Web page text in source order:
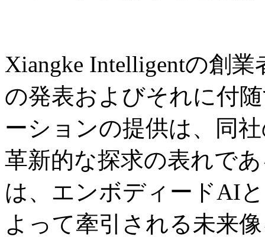
Xiangke Intelligentの創
の発表およびそれに付
ーションの提供は、同
革新的な探求の表れで
は、エンボディードAI
よって牽引される未来